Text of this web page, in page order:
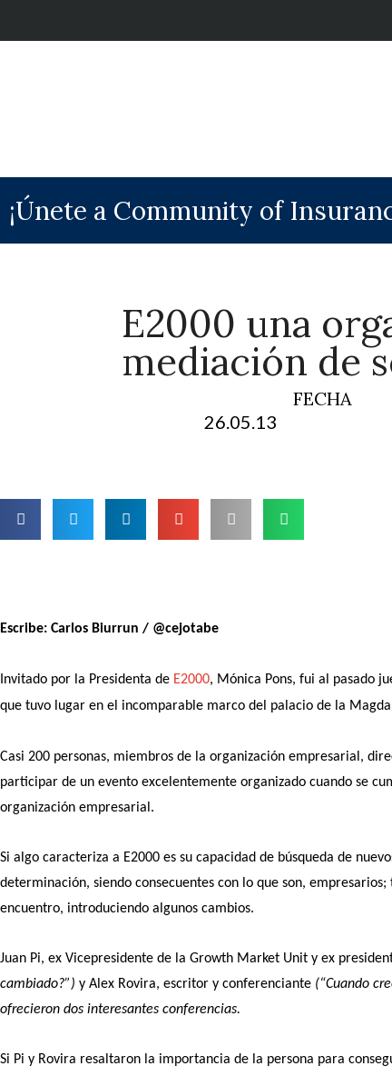
¡Únete a Community of
E2000 una
mediación de
FECHA
26.05.13
Escribe: Carlos Biurrun / @cejotabe
Invitado por la Presidenta de E2000, Mónica Pons, fui al pasado
que tuvo lugar en el incomparable marco del palacio de la
Casi 200 personas, miembros de la organización empresarial,
participar de un evento excelentemente organizado cuando se
organización empresarial.
Si algo caracteriza a E2000 es su capacidad de búsqueda de
determinación, siendo consecuentes con lo que son,
encuentro, introduciendo algunos cambios.
Juan Pi, ex Vicepresidente de la Growth Market Unit y ex
cambiado?”) y Alex Rovira, escritor y conferenciante (“Cuando
ofrecieron dos interesantes conferencias.
Si Pi y Rovira resaltaron la importancia de la persona para